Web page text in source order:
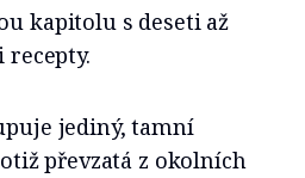
kapitolu s deseti až
jediný, tamní
převzatá z okolních